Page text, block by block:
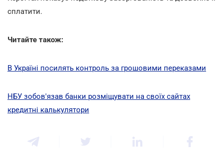
cплатити.
Читайте також:
В Україні посилять контроль за грошовими переказами
НБУ зобов'язав банки розміщувати на своїх сайтах
кредитні калькулятори